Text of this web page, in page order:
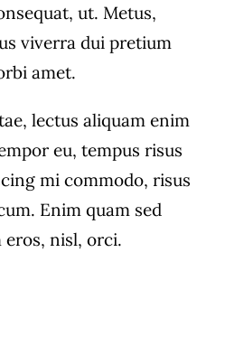
ut. Metus,
viverra dui pretium
amet.
lectus aliquam enim
eu, tempus risus
mi commodo, risus
Enim quam sed
nisl, orci.